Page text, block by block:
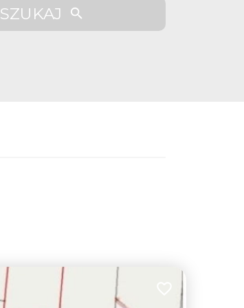
SZUKAJ
Dodaj do